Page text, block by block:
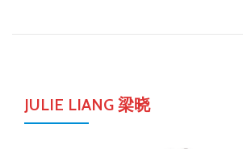
JULIE LIANG 梁晓